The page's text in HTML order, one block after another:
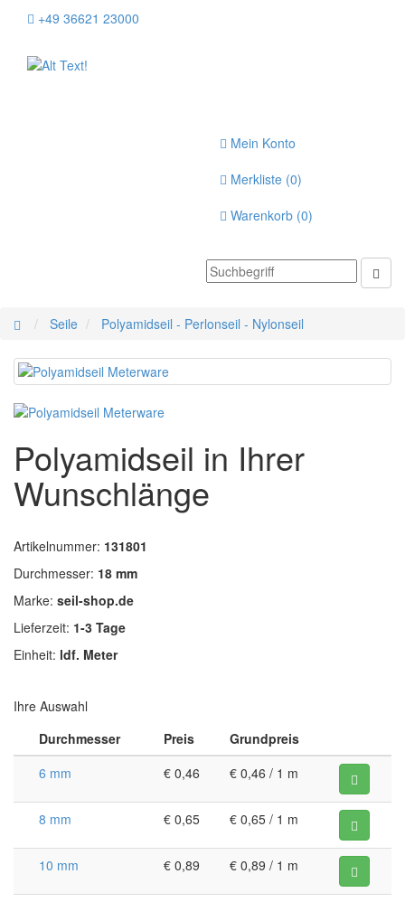
+49 36621 23000
Mein Konto
Merkliste (0)
Warenkorb (0)
Seile Polyamidseil - Perlonseil - Nylonseil
Polyamidseil in Ihrer
Wunschlänge
Artikelnummer: 131801
Durchmesser: 18 mm
Marke: seil-shop.de
Lieferzeit: 1-3 Tage
Einheit: ldf. Meter
Ihre Auswahl
Durchmesser
Preis
Grundpreis
6 mm
€ 0,46 € 0,46 / 1 m
8 mm € 0,65 € 0,65 / 1 m
10 mm € 0,89 € 0,89 / 1 m